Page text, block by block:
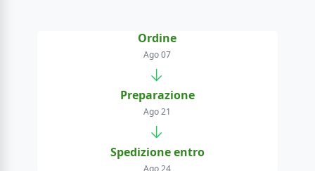
Ordine
Ago 07
→
Preparazione
Ago 21
→
Spedizione entro
Ago 24